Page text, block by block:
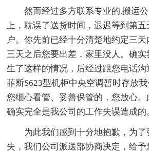
然而经过多方联系专业的.搬运
上，耽误了送货时间，迟迟等到第
户。你先前已经十分清楚地约定三
三天之后您要出差，家里没人。确
生了这样的情况，后经过跟您电话沟
菲斯S623型机柜中央空调暂时存放
您细心看管、妥善保管的，您放心。
确实完全是我公司的工作失误造成的
为此我们感到十分地抱歉，为
失，我们公司派送部协商决定，给